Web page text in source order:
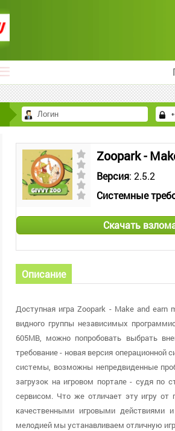
Zoopark -
Версия: 2.5.2
Системные
Скачать
Описание
Доступная игра Zoopark - Make and earn
видного группы независимых
605MB, можно попробовать выбрать
требование - новая версия
системы, возможны непредвиденные
загрузок на игровом портале - судя по
сервисом. Что же отличает эту игру
качественными игровыми действиями
мелодией мы устанавливаем отличную